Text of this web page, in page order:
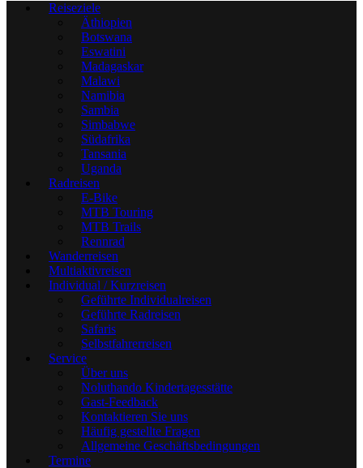
Reiseziele
Äthiopien
Botswana
Eswatini
Madagaskar
Malawi
Namibia
Sambia
Simbabwe
Südafrika
Tansania
Uganda
Radreisen
E-Bike
MTB Touring
MTB Trails
Rennrad
Wanderreisen
Multiaktivreisen
Individual / Kurzreisen
Geführte Individualreisen
Geführte Radreisen
Safaris
Selbstfahrerreisen
Service
Über uns
Noluthando Kindertagesstätte
Gast-Feedback
Kontaktieren Sie uns
Häufig gestellte Fragen
Allgemeine Geschäftsbedingungen
Termine